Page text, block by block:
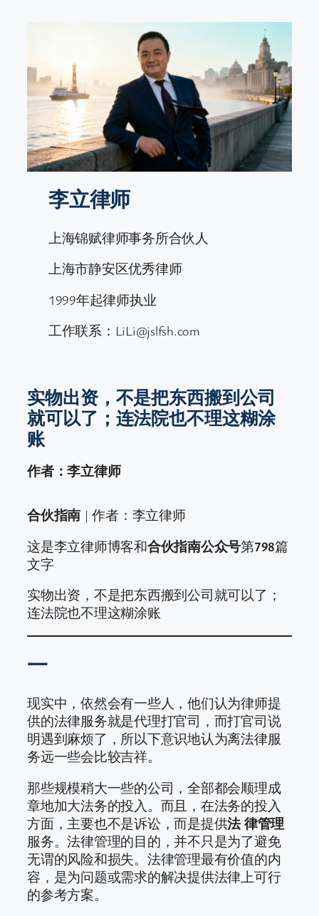
李立律师
上海锦赋律师事务所合伙人
上海市静安区优秀律师
1999年起律师执业
工作联系：LiLi@jslfsh.com
实物出资，不是把东西搬到公司
就可以了；连法院也不理这糊涂
账
作者：李立律师
合伙指南 | 作者：李立律师
这是李立律师博客和合伙指南公众号第798篇
文字
实物出资，不是把东西搬到公司就可以了；
连法院也不理这糊涂账
一
现实中，依然会有一些人，他们认为律师提
供的法律服务就是代理打官司，而打官司说
明遇到麻烦了，所以下意识地认为离法律服
务远一些会比较吉祥。
那些规模稍大一些的公司，全部都会顺理成
章地加大法务的投入。而且，在法务的投入
方面，主要也不是诉讼，而是提供法 律管理
服务。法律管理的目的，并不只是为了避免
无谓的风险和损失。法律管理最有价值的内
容，是为问题或需求的解决提供法律上可行
的参考方案。